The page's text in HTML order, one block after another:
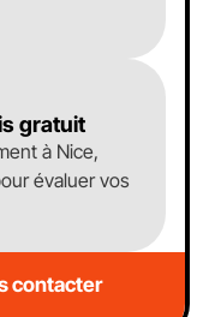
gratuit
à Nice,
évaluer vos
contacter